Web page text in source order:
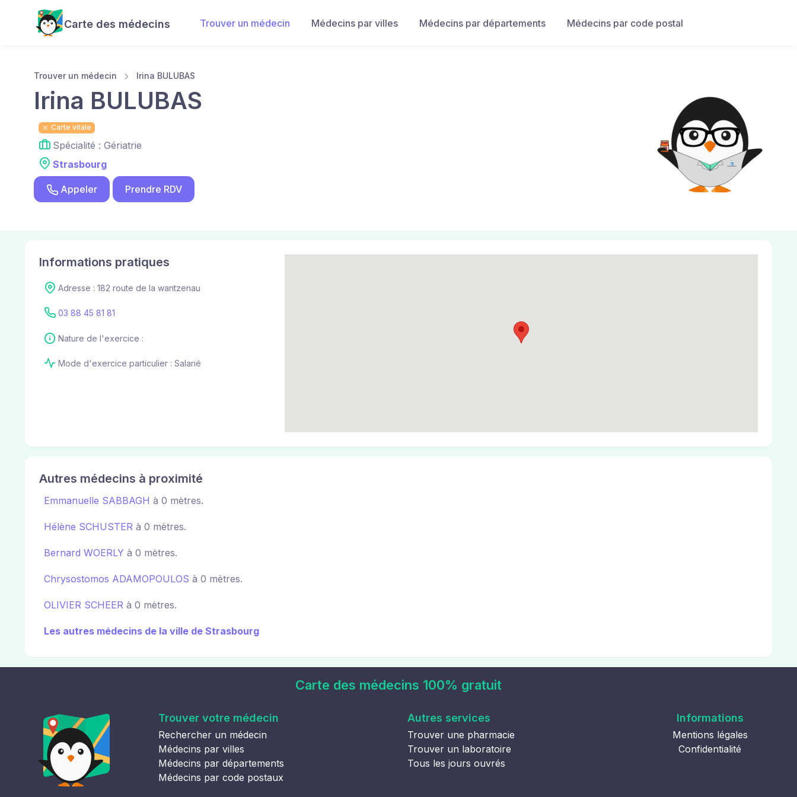
Carte des médecins Trouver un médecin Médecins par villes Médecins par départements Médecins par code postal
Trouver un médecin Irina BULUBAS
Irina BULUBAS
Carte vitale
Spécialité : Gériatrie
Strasbourg
Appeler Prendre RDV
Informations pratiques
Adresse : 182 route de la wantzenau
03 88 45 81 81
Nature de l'exercice :
Mode d'exercice particulier : Salarié
Autres médecins à proximité
Emmanuelle SABBAGH à 0 mètres.
Hélène SCHUSTER à 0 mètres.
Bernard WOERLY à 0 mètres.
Chrysostomos ADAMOPOULOS à 0 mètres.
OLIVIER SCHEER à 0 mètres.
Les autres médecins de la ville de Strasbourg
Carte des médecins 100% gratuit
Trouver votre médecin
Rechercher un médecin
Médecins par villes
Médecins par départements
Médecins par code postaux
Autres services
Trouver une pharmacie
Trouver un laboratoire
Tous les jours ouvrés
Informations
Mentions légales
Confidentialité